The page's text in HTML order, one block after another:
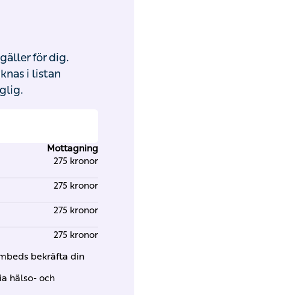
för dig.
i listan
Mottagning
275 kronor
275 kronor
275 kronor
275 kronor
bekräfta din
hälso- och